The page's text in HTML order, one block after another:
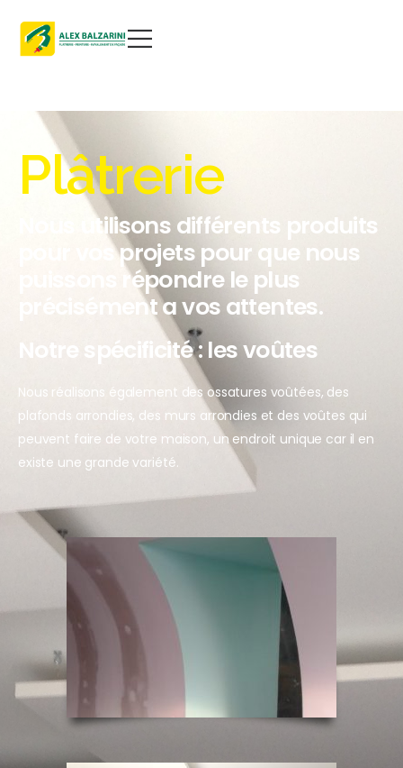
Plâtrerie
Nous utilisons différents produits
pour vos projets pour que nous
puissons répondre le plus
précisément a vos attentes.
Notre spécificité : les voûtes
Nous réalisons également des ossatures voûtées, des
plafonds arrondies, des murs arrondies et des voûtes qui
peuvent faire de votre maison, un endroit unique car il en
existe une grande variété.